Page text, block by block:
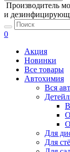
Производитель
и
0
Акция
Новинки
Все товары
Автохимия
Вся
Для
Для